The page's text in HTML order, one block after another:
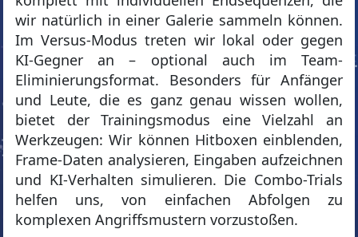
wir natürlich in einer Galerie sammeln können.
Im Versus-Modus treten wir lokal oder gegen
KI-Gegner an – optional auch im Team-
Eliminierungsformat. Besonders für Anfänger
und Leute, die es ganz genau wissen wollen,
bietet der Trainingsmodus eine Vielzahl an
Werkzeugen: Wir können Hitboxen einblenden,
Frame-Daten analysieren, Eingaben aufzeichnen
und KI-Verhalten simulieren. Die Combo-Trials
helfen uns, von einfachen Abfolgen zu
komplexen Angriffsmustern vorzustoßen.